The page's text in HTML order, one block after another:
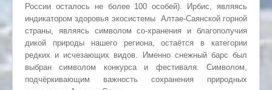
России осталось не более 100 особей). Ирбис, являясь
индикатором здоровья экосистемы Алтае-Саянской горной
страны, являясь символом со-хранения и благополучия
дикой природы нашего региона, остаётся в категории
редких и исчезающих видов. Именно снежный барс был
выбран символом конкурса и фестиваля. Символом,
подчёркивающим важность сохранения природных